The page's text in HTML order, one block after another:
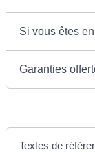
Si vous êtes
Garanties
Textes de